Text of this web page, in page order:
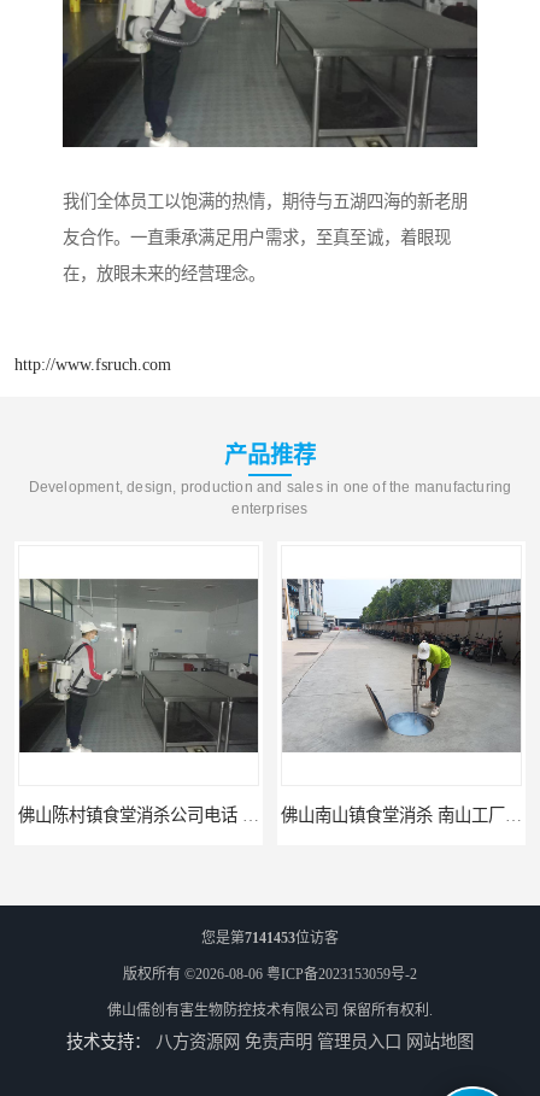
我们全体员工以饱满的热情，期待与五湖四海的新老朋
友合作。一直秉承满足用户需求，至真至诚，着眼现
在，放眼未来的经营理念。
http://www.fsruch.com
产品推荐
Development, design, production and sales in one of the manufacturing
enterprises
您是第7141453位访客
版权所有 ©2026-08-06 粤ICP备2023153059号-2
佛山儒创有害生物防控技术有限公司 保留所有权利.
技术支持： 八方资源网 免责声明 管理员入口 网站地图